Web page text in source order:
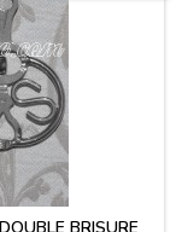
BRISURE